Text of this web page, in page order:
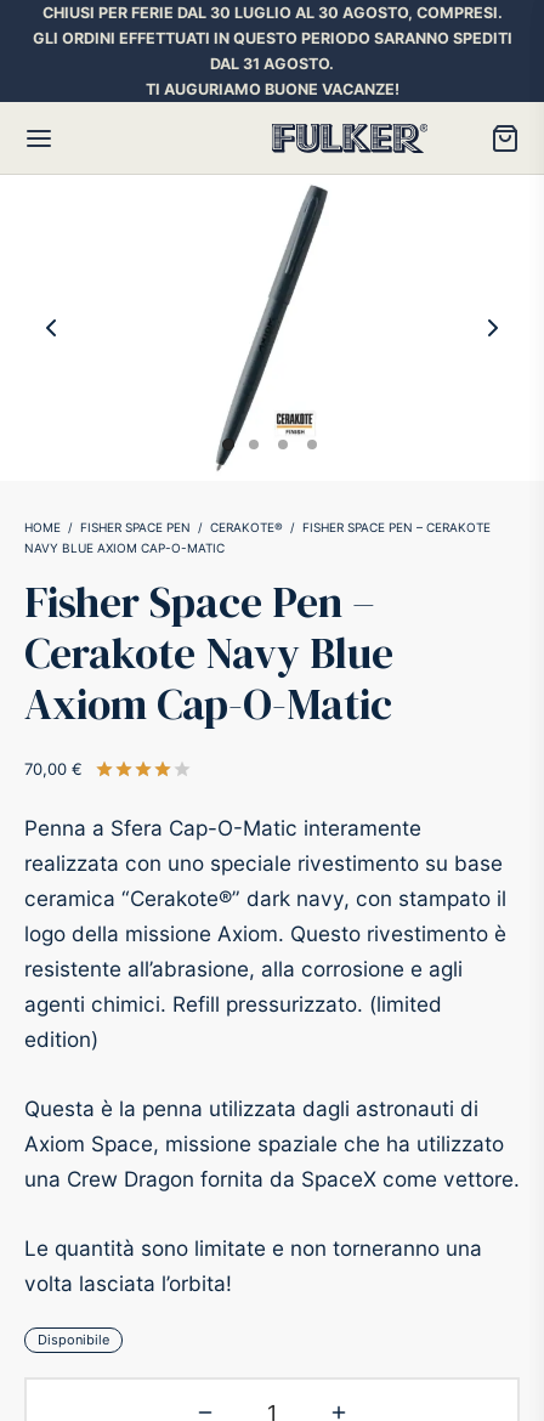
CHIUSI PER FERIE DAL 30 LUGLIO AL 30 AGOSTO, COMPRESI.
GLI ORDINI EFFETTUATI IN QUESTO PERIODO SARANNO SPEDITI
DAL 31 AGOSTO.
TI AUGURIAMO BUONE VACANZE!
HOME / FISHER SPACE PEN / CERAKOTE® / FISHER SPACE PEN – CERAKOTE
NAVY BLUE AXIOM CAP-O-MATIC
Fisher Space Pen –
Cerakote Navy Blue
Axiom Cap-O-Matic
70,00 €
Penna a Sfera Cap-O-Matic interamente
realizzata con uno speciale rivestimento su base
ceramica “Cerakote®” dark navy, con stampato il
logo della missione Axiom. Questo rivestimento è
resistente all’abrasione, alla corrosione e agli
agenti chimici. Refill pressurizzato. (limited
edition)
Questa è la penna utilizzata dagli astronauti di
Axiom Space, missione spaziale che ha utilizzato
una Crew Dragon fornita da SpaceX come vettore.
Le quantità sono limitate e non torneranno una
volta lasciata l’orbita!
Disponibile
SPACE PEN
Matic
Space Pen
pressurizzato
PENNE
E INCHIOSTRI
Penne Stilografiche
Penne Roller